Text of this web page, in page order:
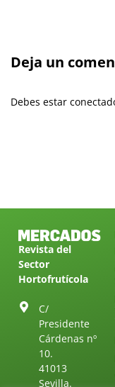
Deja un
Debes estar
Revista del
Sector
Hortofrutícola
C/
Presidente
Cárdenas nº
10.
41013
Sevilla.